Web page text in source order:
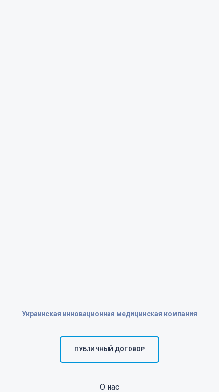
Украинская инновационная медицинская компания
ПУБЛИЧНЫЙ ДОГОВОР
О нас